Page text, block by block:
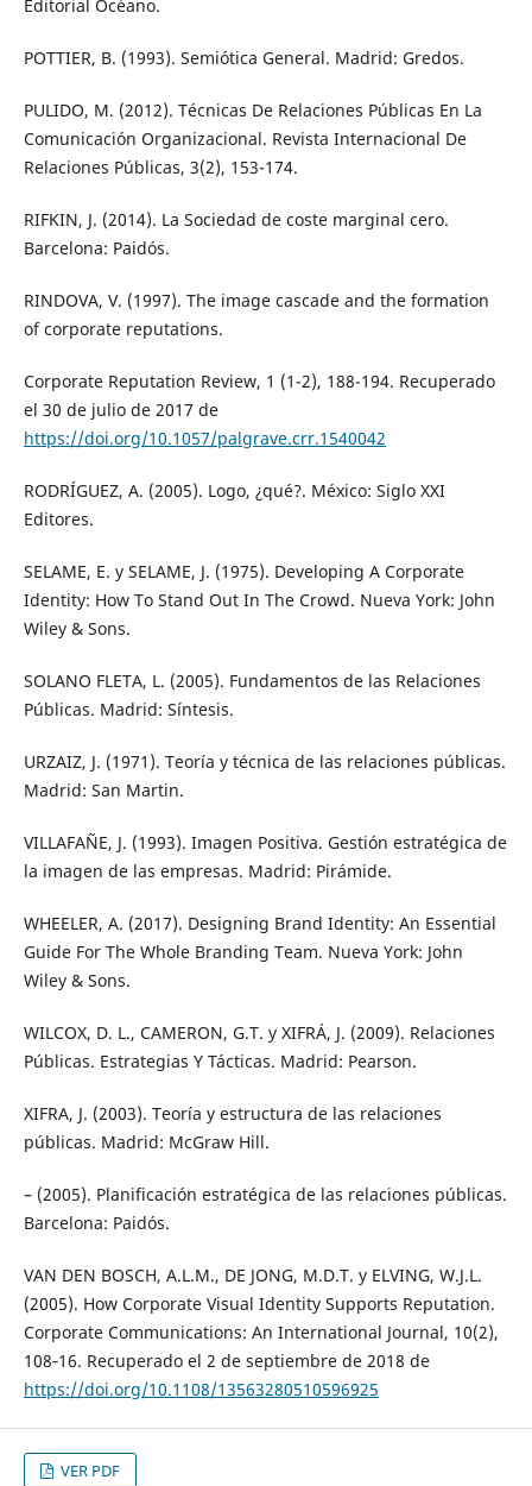
Editorial Océano.
POTTIER, B. (1993). Semiótica General. Madrid: Gredos.
PULIDO, M. (2012). Técnicas De Relaciones Públicas En La
Comunicación Organizacional. Revista Internacional De
Relaciones Públicas, 3(2), 153-174.
RIFKIN, J. (2014). La Sociedad de coste marginal cero.
Barcelona: Paidós.
RINDOVA, V. (1997). The image cascade and the formation
of corporate reputations.
Corporate Reputation Review, 1 (1-2), 188-194. Recuperado
el 30 de julio de 2017 de
https://doi.org/10.1057/palgrave.crr.1540042
RODRÍGUEZ, A. (2005). Logo, ¿qué?. México: Siglo XXI
Editores.
SELAME, E. y SELAME, J. (1975). Developing A Corporate
Identity: How To Stand Out In The Crowd. Nueva York: John
Wiley & Sons.
SOLANO FLETA, L. (2005). Fundamentos de las Relaciones
Públicas. Madrid: Síntesis.
URZAIZ, J. (1971). Teoría y técnica de las relaciones públicas.
Madrid: San Martin.
VILLAFAÑE, J. (1993). Imagen Positiva. Gestión estratégica de
la imagen de las empresas. Madrid: Pirámide.
WHEELER, A. (2017). Designing Brand Identity: An Essential
Guide For The Whole Branding Team‬. Nueva York: ‪John
Wiley & Sons.‬‬‬‬‬‬‬‬‬‬‬‬‬‬‬‬‬‬‬‬‬‬‬‬‬‬‬‬‬‬‬‬‬‬‬‬
WILCOX, D. L., CAMERON, G.T. y XIFRÁ, J. (2009). Relaciones
Públicas. Estrategias Y Tácticas. Madrid: Pearson.
XIFRA, J. (2003). Teoría y estructura de las relaciones
públicas. Madrid: McGraw Hill.
– (2005). Planificación estratégica de las relaciones públicas.
Barcelona: Paidós.
VAN DEN BOSCH, A.L.M., DE JONG, M.D.T. y ELVING, W.J.L.
(2005). How Corporate Visual Identity Supports Reputation.
Corporate Communications: An International Journal, 10(2),
108‐16. Recuperado el 2 de septiembre de 2018 de
https://doi.org/10.1108/13563280510596925
VER PDF